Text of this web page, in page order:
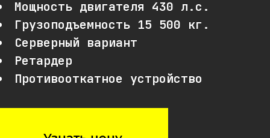
Мощность двигателя 430 л.с.
Грузоподъемность 15 500 кг.
Серверный вариант
Ретардер
Противооткатное устройство